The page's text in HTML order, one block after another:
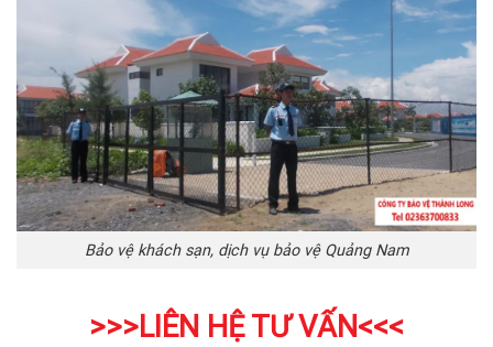
Bảo vệ khách sạn, dịch vụ bảo vệ Quảng Nam
>>>LIÊN HỆ TƯ VẤN<<<